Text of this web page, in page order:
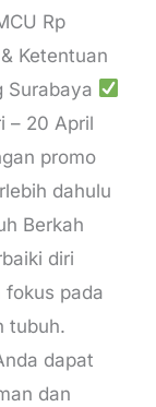
Rp
Ketentuan
Surabaya
– 20 April
promo
dahulu
Berkah
diri
fokus pada
tubuh.
dapat
dan